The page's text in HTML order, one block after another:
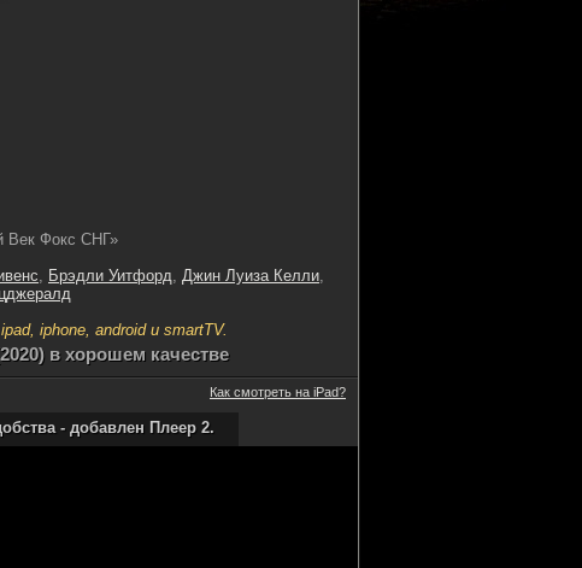
Век Фокс СНГ»
, Брэдли Уитфорд, Джин Луиза Келли,
iphone, android и smartTV.
в хорошем качестве
Как смотреть на iPad?
- добавлен Плеер 2.